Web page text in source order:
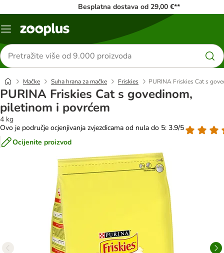
Besplatna dostava od 29,00 €**
Izbornik
Traži
proizvode
Mačke Suha hrana za mačke Friskies PURINA Friskies Cat s
PURINA Friskies Cat s govedinom,
piletinom i povrćem
4 kg
Ovo je područje ocjenjivanja zvjezdicama od nula do 5: 3.9/5
Ocijenite proizvod